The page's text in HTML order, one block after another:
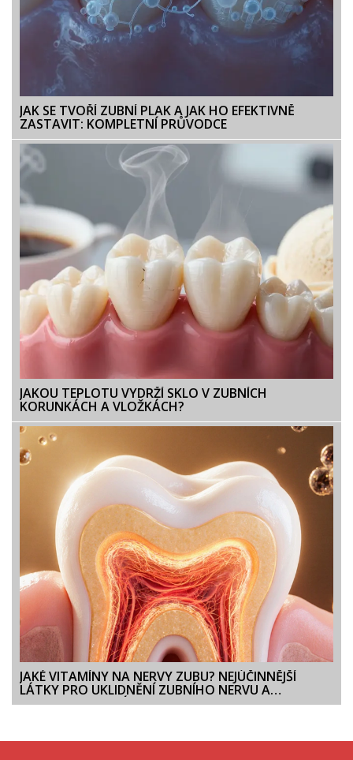
JAK SE TVOŘÍ ZUBNÍ PLAK A JAK HO EFEKTIVNĚ
ZASTAVIT: KOMPLETNÍ PRŮVODCE
JAKOU TEPLOTU VYDRŽÍ SKLO V ZUBNÍCH
KORUNKÁCH A VLOŽKÁCH?
JAKÉ VITAMÍNY NA NERVY ZUBU? NEJÚČINNĚJŠÍ
LÁTKY PRO UKLIDNĚNÍ ZUBNÍHO NERVU A
PODPORU HOJENÍ